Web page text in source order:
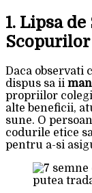
1. Lipsa
Scopurilor
Daca observati
dispus sa ii
propriilor
alte beneficii,
sune. O
codurile etice
pentru a-si